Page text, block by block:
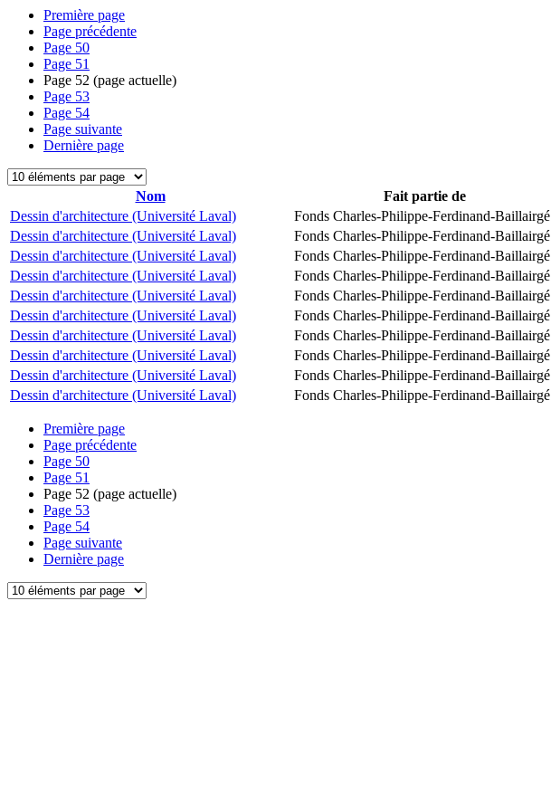
Première page
Page précédente
Page 50
Page 51
Page 52 (page actuelle)
Page 53
Page 54
Page suivante
Dernière page
Nom Fait partie de
Dessin d'architecture (Université Laval)
Fonds Charles-Philippe-Ferdinand-Baillairgé
Dessin d'architecture (Université Laval)
Fonds Charles-Philippe-Ferdinand-Baillairgé
Dessin d'architecture (Université Laval)
Fonds Charles-Philippe-Ferdinand-Baillairgé
Dessin d'architecture (Université Laval)
Fonds Charles-Philippe-Ferdinand-Baillairgé
Dessin d'architecture (Université Laval)
Fonds Charles-Philippe-Ferdinand-Baillairgé
Dessin d'architecture (Université Laval)
Fonds Charles-Philippe-Ferdinand-Baillairgé
Dessin d'architecture (Université Laval)
Fonds Charles-Philippe-Ferdinand-Baillairgé
Dessin d'architecture (Université Laval)
Fonds Charles-Philippe-Ferdinand-Baillairgé
Dessin d'architecture (Université Laval)
Fonds Charles-Philippe-Ferdinand-Baillairgé
Dessin d'architecture (Université Laval)
Fonds Charles-Philippe-Ferdinand-Baillairgé
Première page
Page précédente
Page 50
Page 51
Page 52 (page actuelle)
Page 53
Page 54
Page suivante
Dernière page